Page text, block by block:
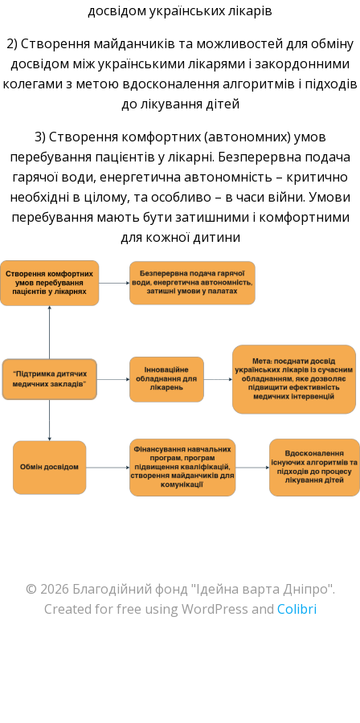
досвідом українських лікарів
2) Створення майданчиків та можливостей для обміну
досвідом між українськими лікарями і закордонними
колегами з метою вдосконалення алгоритмів і підходів
до лікування дітей
3) Створення комфортних (автономних) умов
перебування пацієнтів у лікарні. Безперервна подача
гарячої води, енергетична автономність – критично
необхідні в цілому, та особливо – в часи війни. Умови
перебування мають бути затишними і комфортними
для кожної дитини
© 2026 Благодійний фонд "Ідейна варта Дніпро".
Created for free using WordPress and Colibri